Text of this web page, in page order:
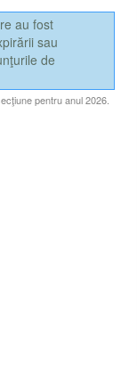
au fost
sau
de
pentru anul 2026.